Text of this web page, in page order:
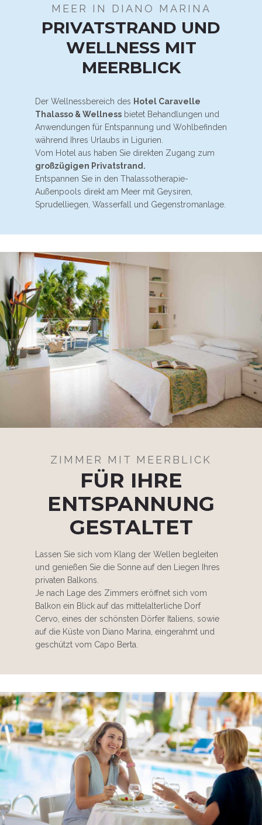
MEER IN DIANO MARINA
PRIVATSTRAND UND
WELLNESS MIT
MEERBLICK
Der Wellnessbereich des Hotel Caravelle
Thalasso & Wellness bietet Behandlungen und
Anwendungen für Entspannung und Wohlbefinden
während Ihres Urlaubs in Ligurien.
Vom Hotel aus haben Sie direkten Zugang zum
großzügigen Privatstrand.
Entspannen Sie in den Thalassotherapie-
Außenpools direkt am Meer mit Geysiren,
Sprudelliegen, Wasserfall und Gegenstromanlage.
ZIMMER MIT MEERBLICK
FÜR IHRE
ENTSPANNUNG
GESTALTET
Lassen Sie sich vom Klang der Wellen begleiten
und genießen Sie die Sonne auf den Liegen Ihres
privaten Balkons.
Je nach Lage des Zimmers eröffnet sich vom
Balkon ein Blick auf das mittelalterliche Dorf
Cervo, eines der schönsten Dörfer Italiens, sowie
auf die Küste von Diano Marina, eingerahmt und
geschützt vom Capo Berta.